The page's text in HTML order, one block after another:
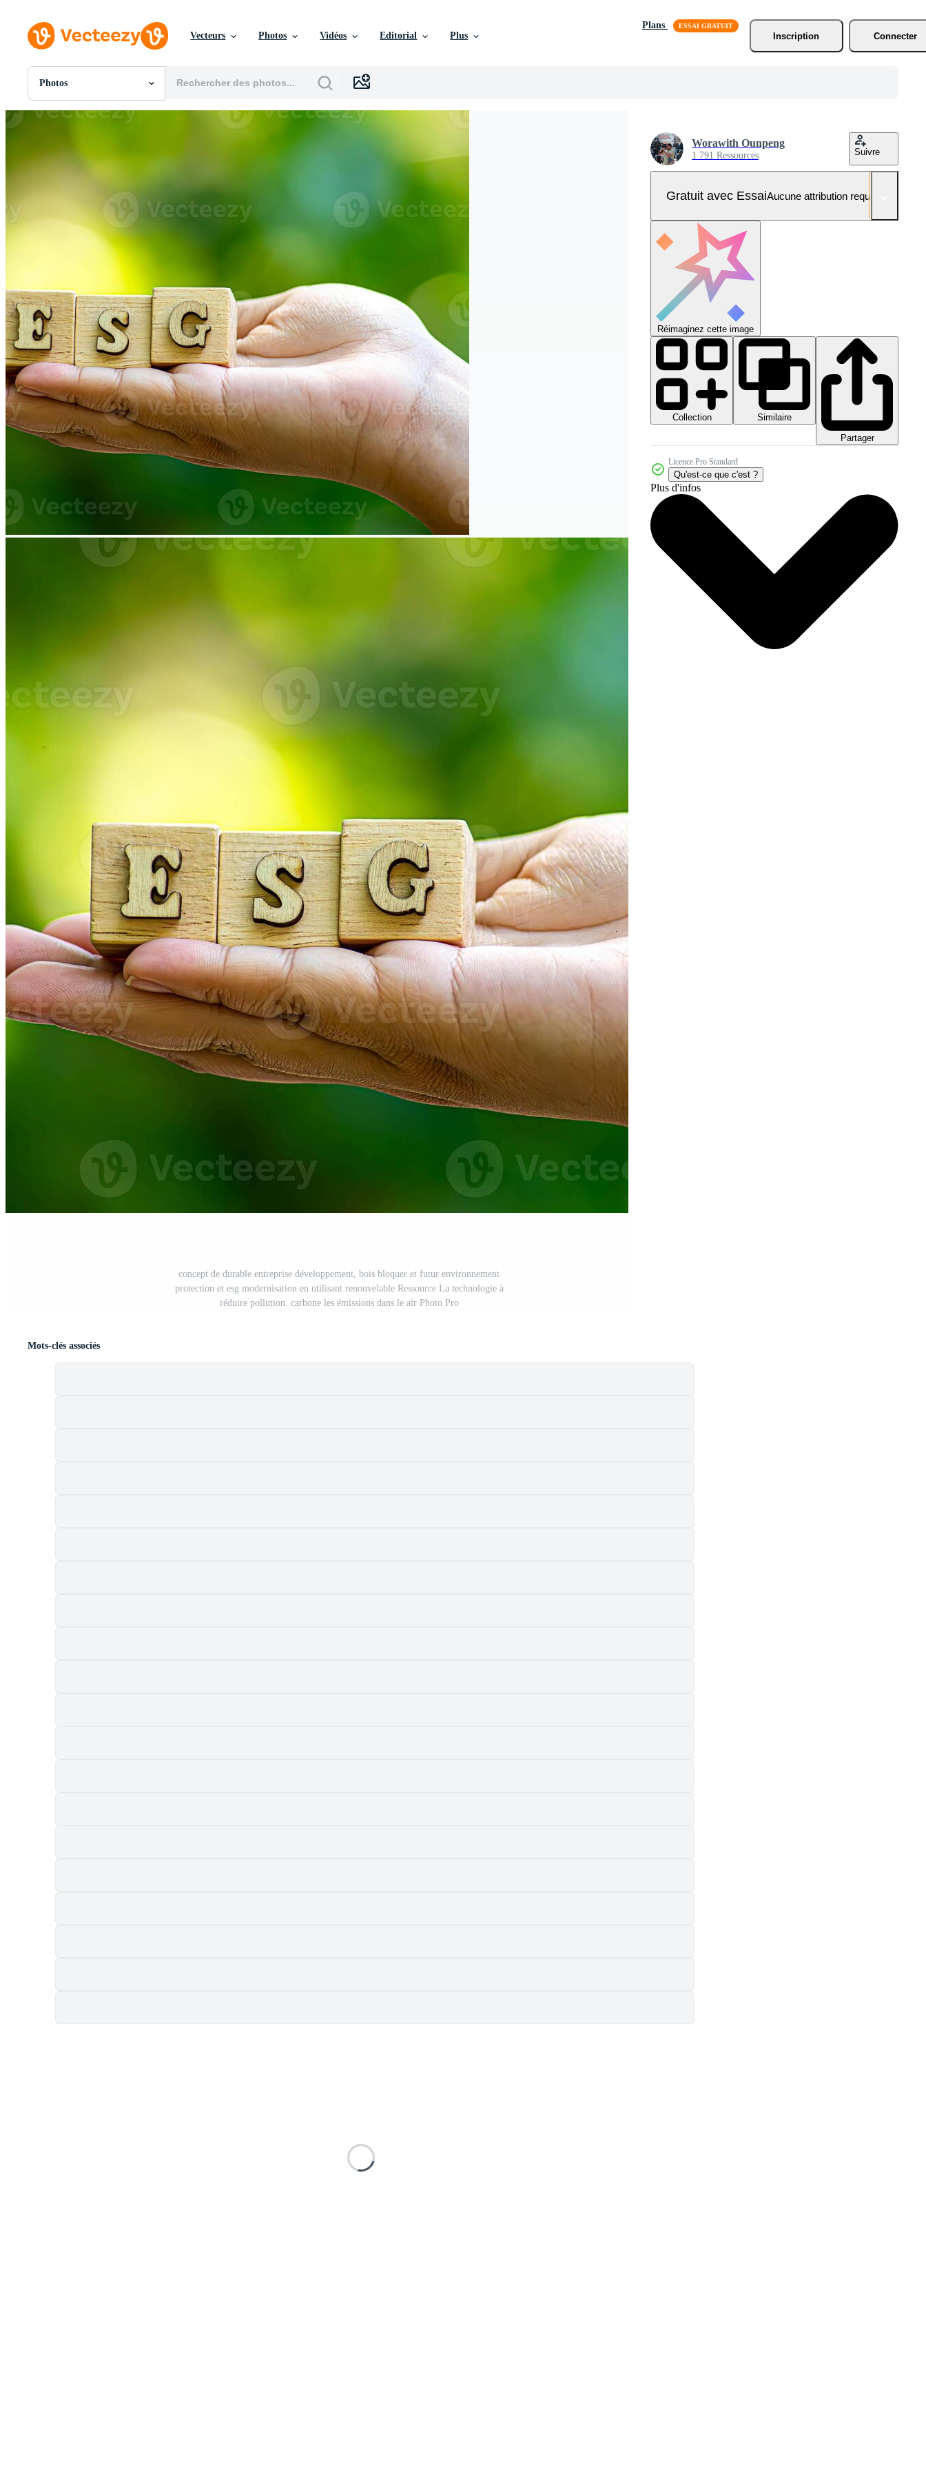
Vecteurs Photos Vidéos Editorial Plus
Plans
Inscription
Connecter
Photos
Toutes Images
Photos
Motion graphics
Images Éditoriales
Événements Éditoriaux
concept de durable entreprise développement, bois bloquer et futur environnement
protection et esg modernisation en utilisant renouvelable Ressource La technologie à
réduire pollution. carbone les émissions dans le air Photo Pro
Worawith Ounpeng
1 791 Ressources Suivre
Gratuit avec EssaiAucune attribution requise
Réimaginez cette image
Collection
Similaire
Partager
Licence Pro Standard
Qu'est-ce que c'est ?
Plus d'infos
Mots-clés associés